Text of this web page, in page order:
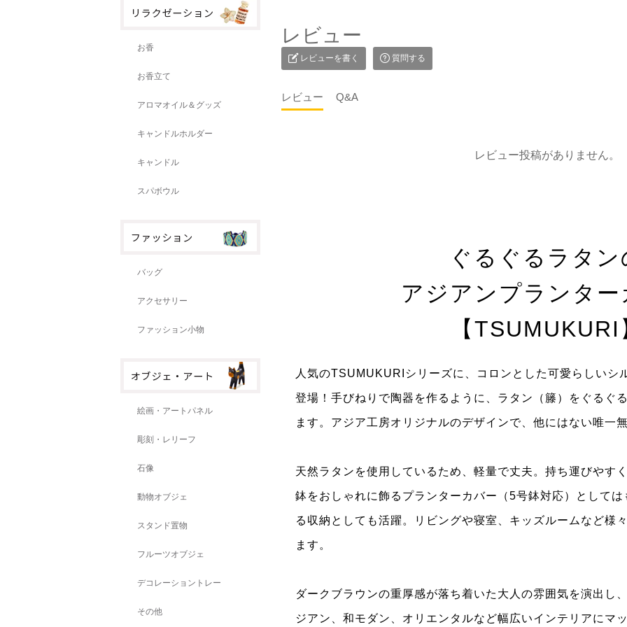
お香
お香立て
アロマオイル＆グッズ
キャンドルホルダー
キャンドル
スパボウル
バッグ
アクセサリー
ファッション小物
絵画・アートパネル
彫刻・レリーフ
石像
動物オブジェ
スタンド置物
フルーツオブジェ
デコレーショントレー
その他
レビュー
レビューを書く 質問する
レビュー Q&A
レビュー投稿がありません。
ぐるぐるラタン
アジアンプランター
【TSUMUKURI
人気のTSUMUKURIシリーズに、コロンとした可愛らしいシ
登場！手びねりで陶器を作るように、ラタン（籐）をぐるぐ
ます。アジア工房オリジナルのデザインで、他にはない唯一
天然ラタンを使用しているため、軽量で丈夫。持ち運びやす
鉢をおしゃれに飾るプランターカバー（5号鉢対応）として
る収納としても活躍。リビングや寝室、キッズルームなど様
ます。
ダークブラウンの重厚感が落ち着いた大人の雰囲気を演出し
ジアン、和モダン、オリエンタルなど幅広いインテリアにマ